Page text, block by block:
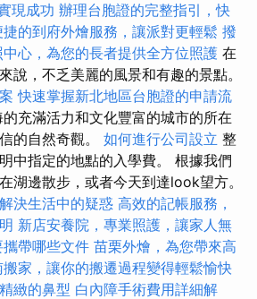
現成功 辦理台胞證的完整指引，快
的到府外燴服務，讓派對更輕鬆 撥
心，為您的長者提供全方位照護 在
說，不乏美麗的風景和有趣的景點。
快速掌握新北地區台胞證的申請流
充滿活力和文化豐富的城市的所在
的自然奇觀。 如何進行公司設立 整
中指定的地點的入學費。 根據我們
湖邊散步，或者今天到達look望方。
決生活中的疑惑 高效的記帳服務，
新店安養院，專業照護，讓家人無
帶哪些文件 苗栗外燴，為您帶來高
搬家，讓你的搬遷過程變得輕鬆愉快
緻的鼻型 白內障手術費用詳細解